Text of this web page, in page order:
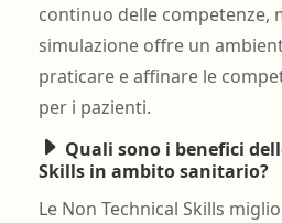
continuo delle competenze,
simulazione offre un
praticare e affinare le
per i pazienti.
Quali sono i benefici
Skills in ambito sanitario?
Le Non Technical Skills